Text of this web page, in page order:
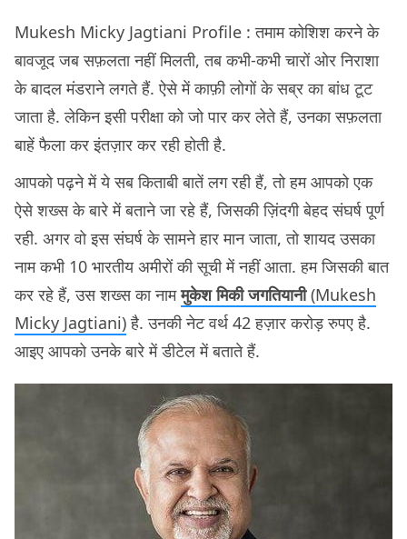
Mukesh Micky Jagtiani Profile : तमाम कोशिश करने के
बावजूद जब सफ़लता नहीं मिलती, तब कभी-कभी चारों ओर निराशा
के बादल मंडराने लगते हैं. ऐसे में काफ़ी लोगों के सब्र का बांध टूट
जाता है. लेकिन इसी परीक्षा को जो पार कर लेते हैं, उनका सफ़लता
बाहें फैला कर इंतज़ार कर रही होती है.
आपको पढ़ने में ये सब किताबी बातें लग रही हैं, तो हम आपको एक
ऐसे शख्स के बारे में बताने जा रहे हैं, जिसकी ज़िंदगी बेहद संघर्ष पूर्ण
रही. अगर वो इस संघर्ष के सामने हार मान जाता, तो शायद उसका
नाम कभी 10 भारतीय अमीरों की सूची में नहीं आता. हम जिसकी बात
कर रहे हैं, उस शख्स का नाम मुकेश मिकी जगतियानी(Mukesh
Micky Jagtiani)है. उनकी नेट वर्थ 42 हज़ार करोड़ रुपए है.
आइए आपको उनके बारे में डीटेल में बताते हैं.